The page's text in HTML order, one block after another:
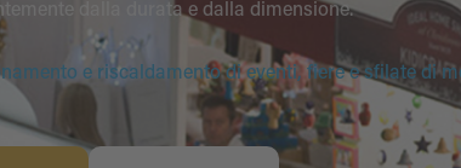
dalla durata e dalla dimensione.
e riscaldamento di eventi, fiere e sfilate di